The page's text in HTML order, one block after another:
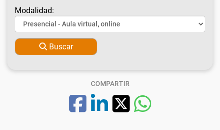
Modalidad:
Buscar
COMPARTIR